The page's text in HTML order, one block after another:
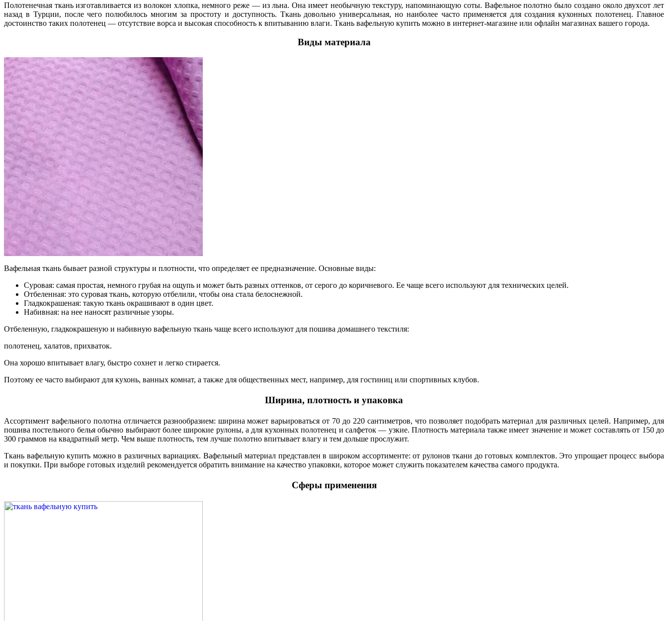
Полотенечная ткань изготавливается из волокон хлопка, немного реже — из льна. Она имеет необычную текстуру, напоминающую соты. Вафельное полотно было создано около двухсот лет
назад в Турции, после чего полюбилось многим за простоту и доступность. Ткань довольно универсальная, но наиболее часто применяется для создания кухонных полотенец. Главное
достоинство таких полотенец — отсутствие ворса и высокая способность к впитыванию влаги. Ткань вафельную купить можно в интернет-магазине или офлайн магазинах вашего города.
Виды материала
Вафельная ткань бывает разной структуры и плотности, что определяет ее предназначение. Основные виды:
Суровая: самая простая, немного грубая на ощупь и может быть разных оттенков, от серого до коричневого. Ее чаще всего используют для технических целей.
Отбеленная: это суровая ткань, которую отбелили, чтобы она стала белоснежной.
Гладкокрашеная: такую ткань окрашивают в один цвет.
Набивная: на нее наносят различные узоры.
Отбеленную, гладкокрашеную и набивную вафельную ткань чаще всего используют для пошива домашнего текстиля:
полотенец, халатов, прихваток.
Она хорошо впитывает влагу, быстро сохнет и легко стирается.
Поэтому ее часто выбирают для кухонь, ванных комнат, а также для общественных мест, например, для гостиниц или спортивных клубов.
Ширина, плотность и упаковка
Ассортимент вафельного полотна отличается разнообразием: ширина может варьироваться от 70 до 220 сантиметров, что позволяет подобрать материал для различных целей. Например, для
пошива постельного белья обычно выбирают более широкие рулоны, а для кухонных полотенец и салфеток — узкие. Плотность материала также имеет значение и может составлять от 150 до
300 граммов на квадратный метр. Чем выше плотность, тем лучше полотно впитывает влагу и тем дольше прослужит.
Ткань вафельную купить можно в различных вариациях. Вафельный материал представлен в широком ассортименте: от рулонов ткани до готовых комплектов. Это упрощает процесс выбора
и покупки. При выборе готовых изделий рекомендуется обратить внимание на качество упаковки, которое может служить показателем качества самого продукта.
Сферы применения